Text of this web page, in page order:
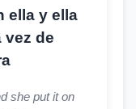
ella y ella
vez de
she put it on